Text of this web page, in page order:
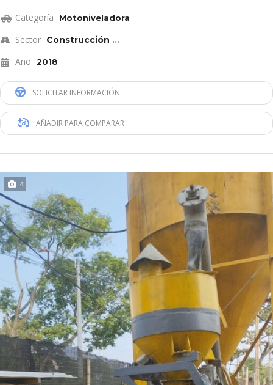
Categoría Motoniveladora
Sector Construcción ...
Año 2018
SOLICITAR INFORMACIÓN
AÑADIR PARA COMPARAR
4